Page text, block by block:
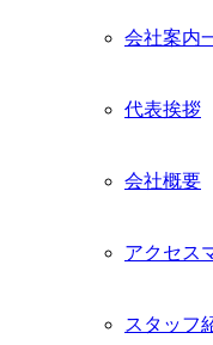
会社案内
代表挨拶
会社概要
アクセス
スタッフ